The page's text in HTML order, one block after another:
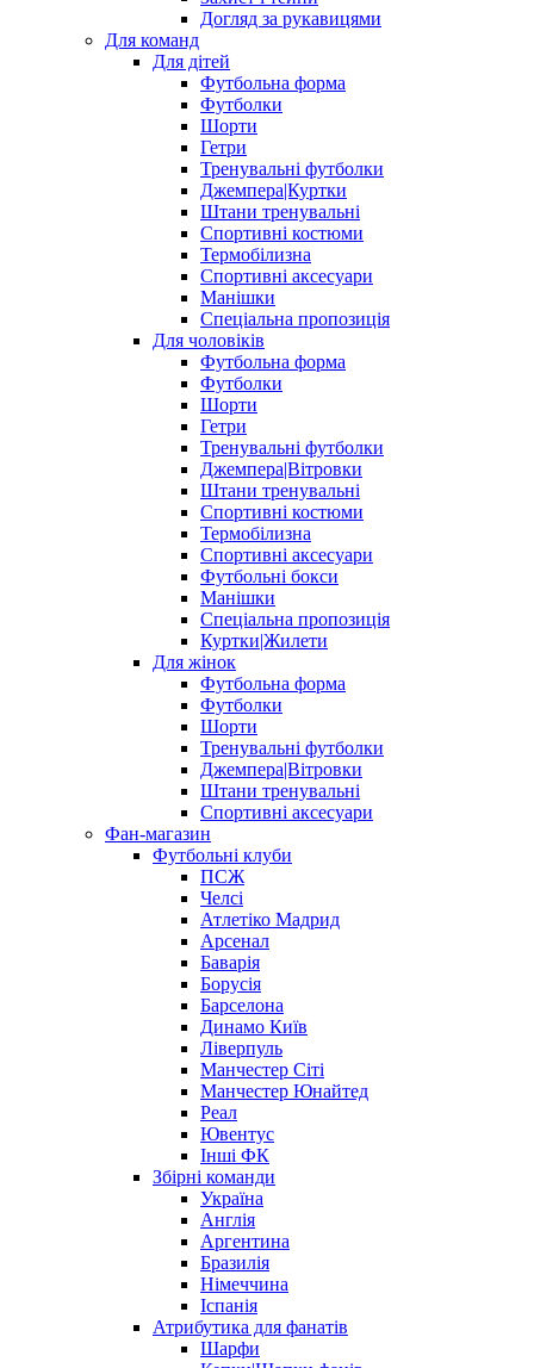
Догляд за рукавицями
Для команд
Для дітей
Футбольна форма
Футболки
Шорти
Гетри
Тренувальні футболки
Джемпера|Куртки
Штани тренувальні
Спортивні костюми
Термобілизна
Спортивні аксесуари
Манішки
Спеціальна пропозиція
Для чоловіків
Футбольна форма
Футболки
Шорти
Гетри
Тренувальні футболки
Джемпера|Вітровки
Штани тренувальні
Спортивні костюми
Термобілизна
Спортивні аксесуари
Футбольні бокси
Манішки
Спеціальна пропозиція
Куртки|Жилети
Для жінок
Футбольна форма
Футболки
Шорти
Тренувальні футболки
Джемпера|Вітровки
Штани тренувальні
Спортивні аксесуари
Фан-магазин
Футбольні клуби
ПСЖ
Челсі
Атлетіко Мадрид
Арсенал
Баварія
Борусія
Барселона
Динамо Київ
Ліверпуль
Манчестер Сіті
Манчестер Юнайтед
Реал
Ювентус
Інші ФК
Збірні команди
Україна
Англія
Аргентина
Бразилія
Німеччина
Іспанія
Атрибутика для фанатів
Шарфи